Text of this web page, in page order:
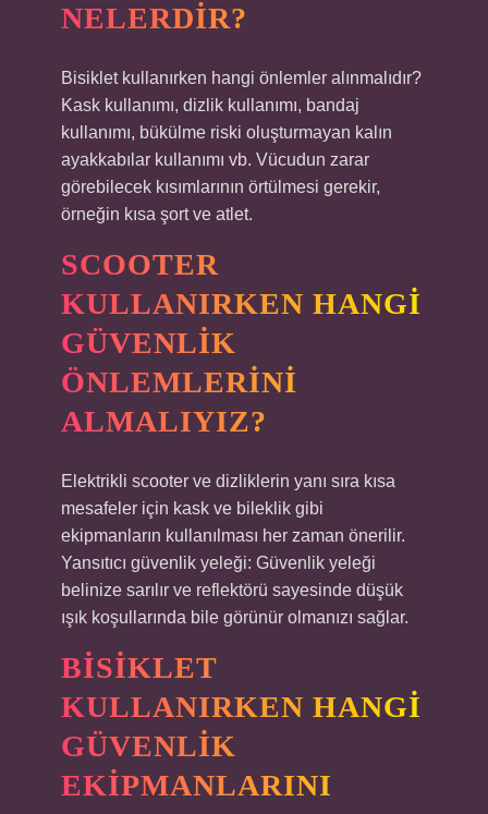
NELERDIR?
Bisiklet kullanırken hangi önlemler alınmalıdır?
Kask kullanımı, dizlik kullanımı, bandaj
kullanımı, bükülme riski oluşturmayan kalın
ayakkabılar kullanımı vb. Vücudun zarar
görebilecek kısımlarının örtülmesi gerekir,
örneğin kısa şort ve atlet.
SCOOTER
KULLANIRKEN HANGI
GÜVENLIK
ÖNLEMLERINI
ALMALIYIZ?
Elektrikli scooter ve dizliklerin yanı sıra kısa
mesafeler için kask ve bileklik gibi
ekipmanların kullanılması her zaman önerilir.
Yansıtıcı güvenlik yeleği: Güvenlik yeleği
belinize sarılır ve reflektörü sayesinde düşük
ışık koşullarında bile görünür olmanızı sağlar.
BISIKLET
KULLANIRKEN HANGI
GÜVENLIK
EKIPMANLARINI